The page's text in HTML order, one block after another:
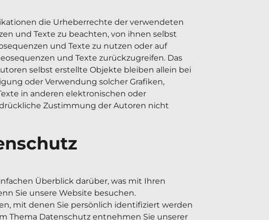
die Urheberrechte der verwendeten
und Texte zu beachten, von ihnen selbst
und Texte zu nutzen oder auf
und Texte zurückzugreifen. Das
selbst erstellte Objekte bleiben allein bei
oder Verwendung solcher Grafiken,
in anderen elektronischen oder
Zustimmung der Autoren nicht